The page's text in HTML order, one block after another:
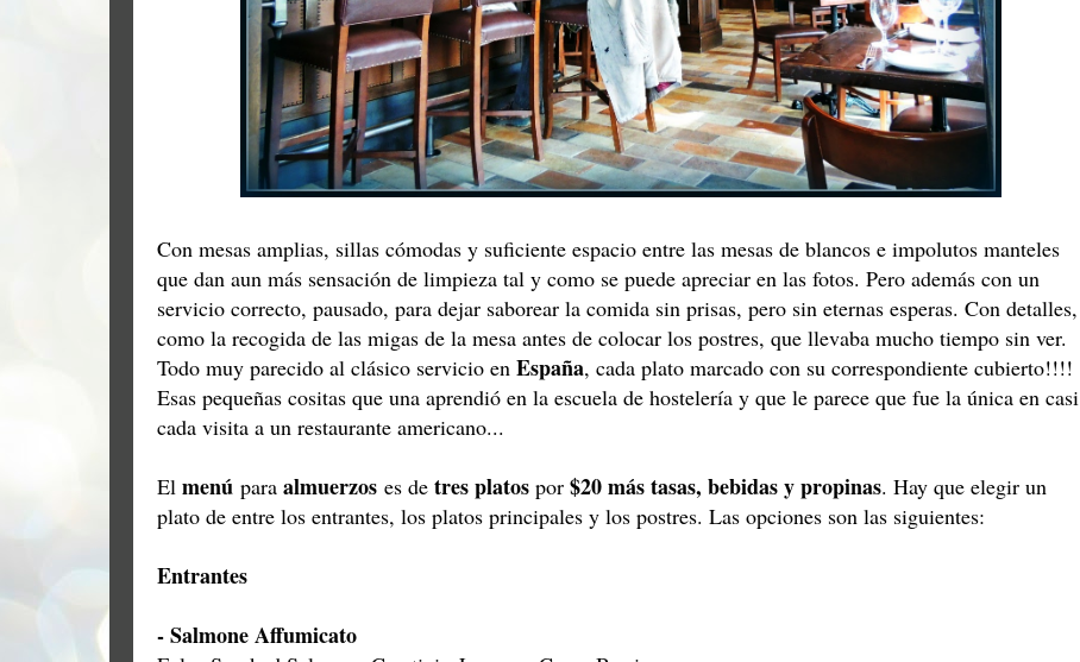
Con mesas amplias, sillas cómodas y suficiente espacio entre las mesas de blancos e impolutos manteles
que dan aun más sensación de limpieza tal y como se puede apreciar en las fotos. Pero además con un
servicio correcto, pausado, para dejar saborear la comida sin prisas, pero sin eternas esperas. Con detalles,
como la recogida de las migas de la mesa antes de colocar los postres, que llevaba mucho tiempo sin ver.
Todo muy parecido al clásico servicio en España, cada plato marcado con su correspondiente cubierto!!!!
Esas pequeñas cositas que una aprendió en la escuela de hostelería y que le parece que fue la única en casi
cada visita a un restaurante americano...
El menú para almuerzos es de tres platos por $20 más tasas, bebidas y propinas. Hay que elegir un
plato de entre los entrantes, los platos principales y los postres. Las opciones son las siguientes:
Entrantes
- Salmone Affumicato